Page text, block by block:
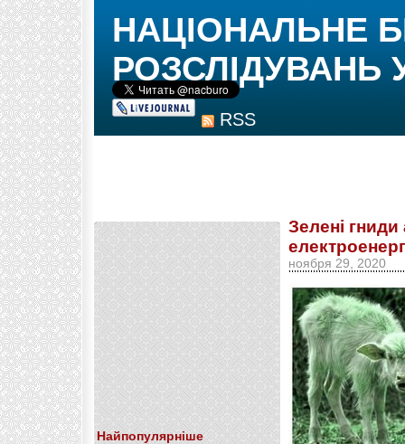
RSS
НАЦІОНАЛЬНЕ
РОЗСЛІДУВАНЬ
Найпопулярніше
Зелені
ноября 29, 2020